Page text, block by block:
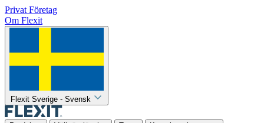
Privat Företag
Om Flexit
Flexit Sverige - Svensk